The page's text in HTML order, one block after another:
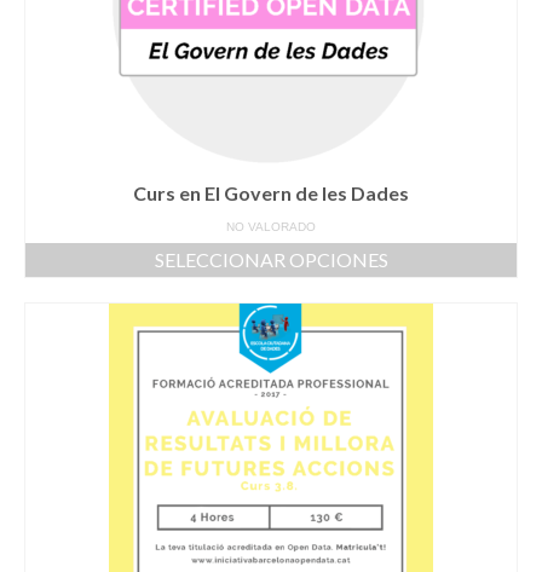
Curs en El Govern de les Dades
NO VALORADO
SELECCIONAR OPCIONES
producto
tiene
múltiples
variantes.
Las
opciones
se
pueden
elegir
en
la